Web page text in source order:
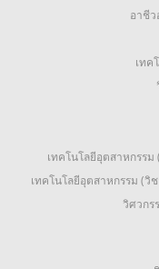
อาชี
เทค
เทคโนโลยีอุตสาหกรรม
เทคโนโลยีอุตสาหกรรม (วิ
วิศวกร